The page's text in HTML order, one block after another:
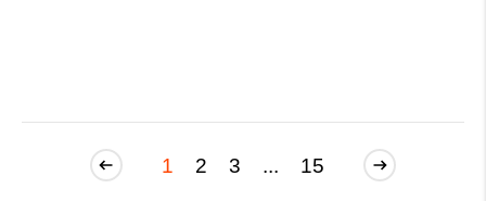
1 2 3 ... 15